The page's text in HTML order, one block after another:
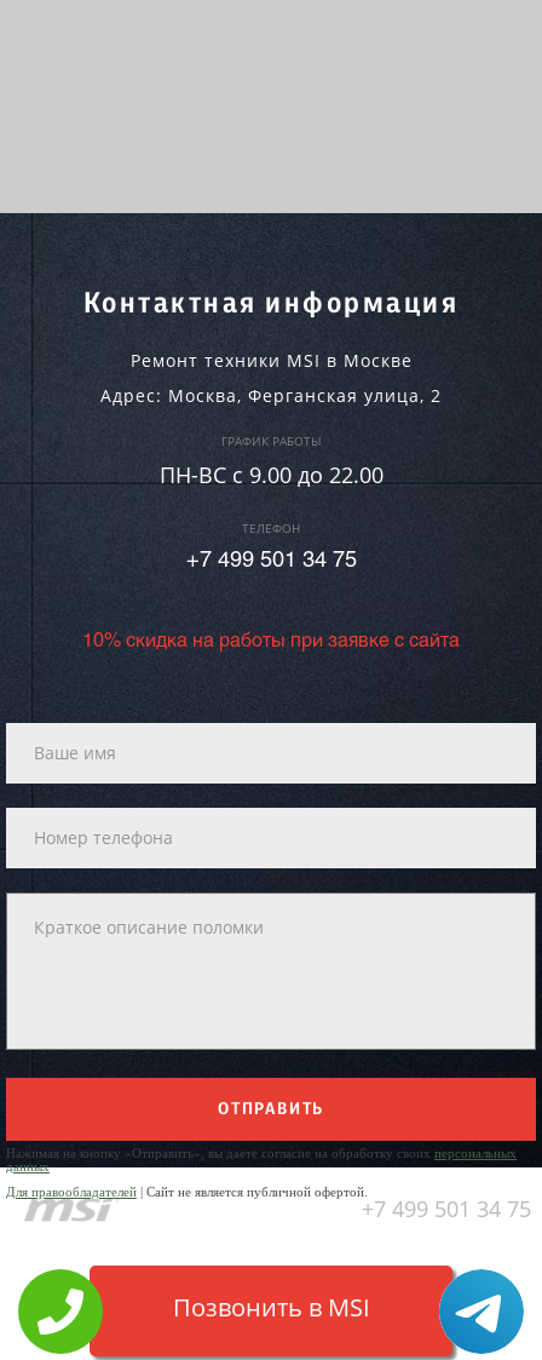
Контактная информация
Ремонт техники MSI в Москве
Адрес: Москва, Ферганская улица, 2
ГРАФИК РАБОТЫ
ПН-ВC c 9.00 до 22.00
ТЕЛЕФОН
+7 499 501 34 75
10% скидка на работы при заявке с сайта
ОТПРАВИТЬ
Нажимая на кнопку «Отправить», вы даете согласие на обработку своих персональных
данных
Для правообладателей | Сайт не является публичной офертой.
+7 499 501 34 75
Позвонить в MSI